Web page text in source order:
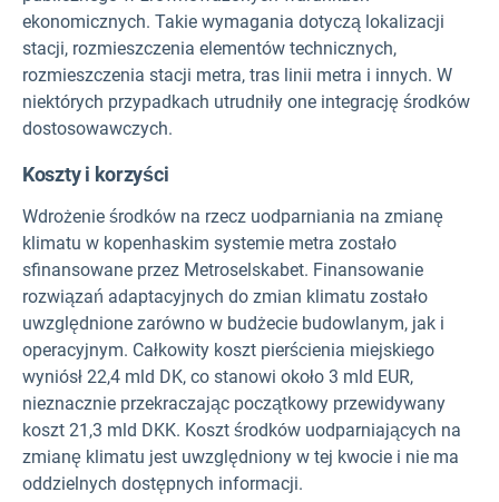
ekonomicznych. Takie wymagania dotyczą lokalizacji
stacji, rozmieszczenia elementów technicznych,
rozmieszczenia stacji metra, tras linii metra i innych. W
niektórych przypadkach utrudniły one integrację środków
dostosowawczych.
Koszty i korzyści
Wdrożenie środków na rzecz uodparniania na zmianę
klimatu w kopenhaskim systemie metra zostało
sfinansowane przez Metroselskabet. Finansowanie
rozwiązań adaptacyjnych do zmian klimatu zostało
uwzględnione zarówno w budżecie budowlanym, jak i
operacyjnym. Całkowity koszt pierścienia miejskiego
wyniósł 22,4 mld DK, co stanowi około 3 mld EUR,
nieznacznie przekraczając początkowy przewidywany
koszt 21,3 mld DKK. Koszt środków uodparniających na
zmianę klimatu jest uwzględniony w tej kwocie i nie ma
oddzielnych dostępnych informacji.